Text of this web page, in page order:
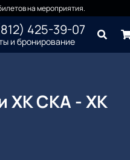
на мероприятия.
425-39-07
и бронирование
ХК СКА - ХК